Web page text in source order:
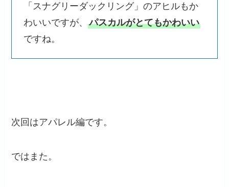
「スナグリーダックリング」のアヒルもか
わいいですが、 パスカルがとてもかわいい
ですね。
次回はアパレル編です。
ではまた。